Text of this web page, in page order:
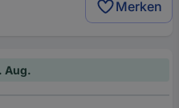
Merken
Aug.